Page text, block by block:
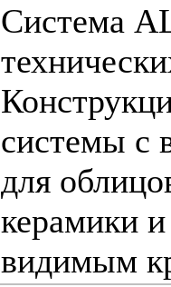
Система
системы с
для
керамики
видимым